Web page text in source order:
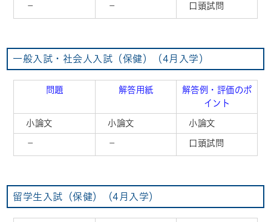
－ － 口頭試問
一般入試・社会人入試（保健）（4月入学）
問題 解答用紙
解答例・評価のポ
イント
小論文 小論文 小論文
－ － 口頭試問
留学生入試（保健）（4月入学）